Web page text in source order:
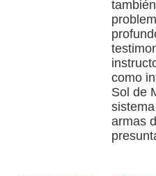
como
Sol de
armas